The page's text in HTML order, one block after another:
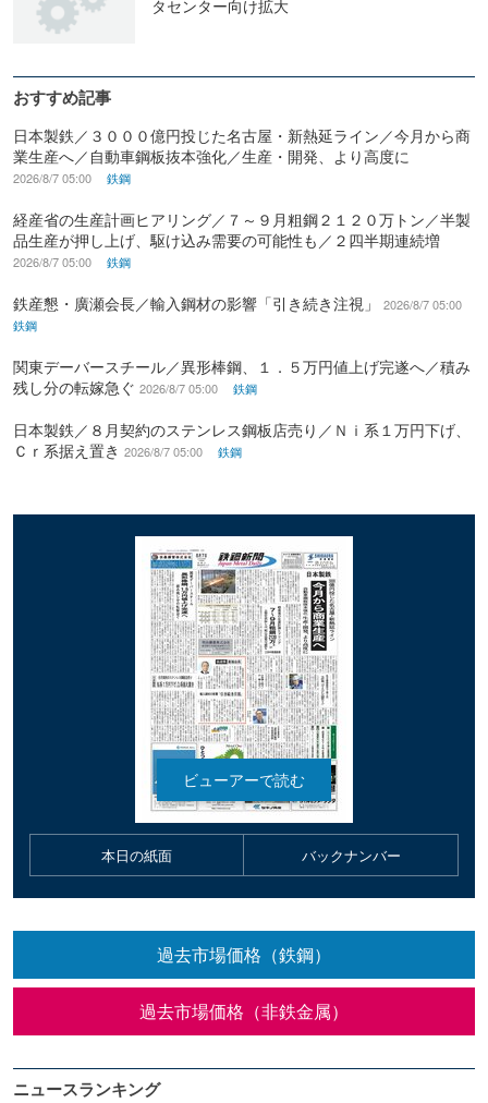
タセンター向け拡大
おすすめ記事
日本製鉄／３０００億円投じた名古屋・新熱延ライン／今月から商
業生産へ／自動車鋼板抜本強化／生産・開発、より高度に
2026/8/7 05:00 鉄鋼
経産省の生産計画ヒアリング／７～９月粗鋼２１２０万トン／半製
品生産が押し上げ、駆け込み需要の可能性も／２四半期連続増
2026/8/7 05:00 鉄鋼
鉄産懇・廣瀬会長／輸入鋼材の影響「引き続き注視」
2026/8/7 05:00
鉄鋼
関東デーバースチール／異形棒鋼、１．５万円値上げ完遂へ／積み
残し分の転嫁急ぐ 2026/8/7 05:00 鉄鋼
日本製鉄／８月契約のステンレス鋼板店売り／Ｎｉ系１万円下げ、
Ｃｒ系据え置き 2026/8/7 05:00 鉄鋼
本日の紙面 バックナンバー
過去市場価格（鉄鋼）
過去市場価格（非鉄金属）
ニュースランキング